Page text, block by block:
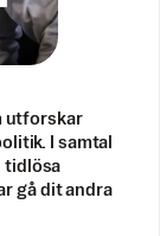
utforskar
I samtal
tidlösa
gå dit andra